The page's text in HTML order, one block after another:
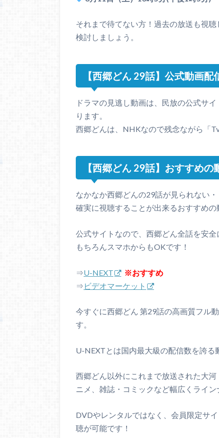
それまで待てない方！過去の放送も視
検討しましょう。
【西郷どん 29話】公式動画
ドラマの見逃し動画は、民放の公式サ
ります。
西郷どんは、NHKなので残念ながら「
【西郷どん 29話】おすすめ
なかなか西郷どんの29話が見られない
確実に視聴することが出来るおすすめ
公式サイトなので、西郷どん全話を安
もちろんスマホからもOKです！
⇒U-NEXT
※おすすめ
⇒ ビデオマーケット
今すぐに西郷どん 第29話の高画質フル
す。
U-NEXTとは国内最大級の配信数を誇る
西郷どん以外にこれまで放送された大
ニメ、雑誌・コミックなど幅広くライ
DVDやレンタルではなく、会員限定サ
聴が可能です！